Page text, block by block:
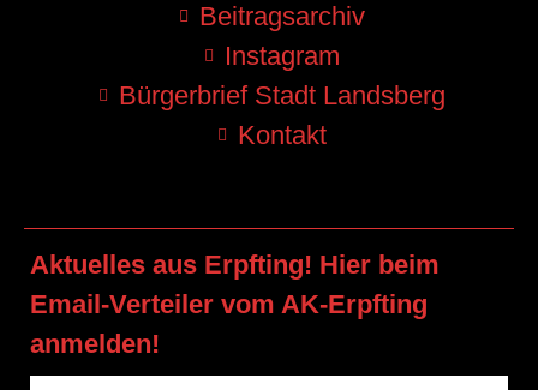
Beitragsarchiv
Instagram
Bürgerbrief Stadt Landsberg
Kontakt
Aktuelles aus Erpfting! Hier beim
Email-Verteiler vom AK-Erpfting
anmelden!